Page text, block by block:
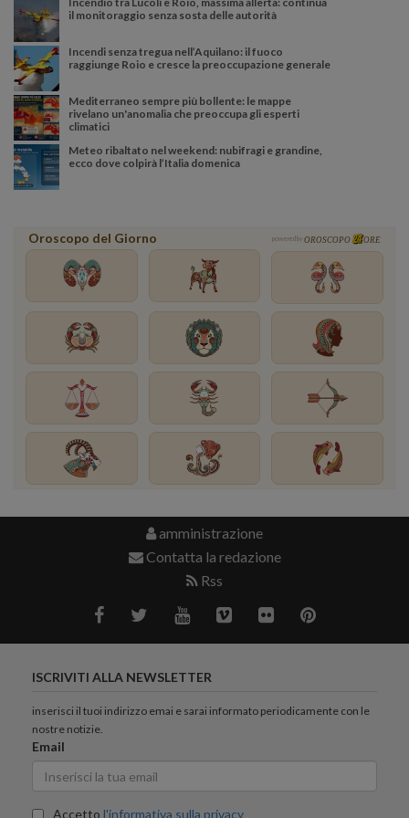
il monitoraggio senza sosta delle autorità
Incendi senza tregua nell’Aquilano: il fuoco
raggiunge Roio e cresce la preoccupazione generale
Mediterraneo sempre più bollente: le mappe
rivelano un'anomalia che preoccupa gli esperti
climatici
Meteo ribaltato nel weekend: nubifragi e grandine,
ecco dove colpirà l’Italia domenica
Oroscopo del Giorno powered by OROSCOPO ORE
amministrazione
Contatta la redazione
Rss
ISCRIVITI ALLA NEWSLETTER
inserisci il tuoi indirizzo emai e sarai informato periodicamente con le
nostre notizie.
Email
Accetto l'informativa sulla privacy